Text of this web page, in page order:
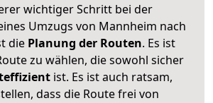
wichtiger Schritt bei der
Umzugs von Mannheim nach
diePlanung der Routen. Es ist
zu wählen, die sowohl sicher
ist. Es ist auch ratsam,
dass die Route frei von